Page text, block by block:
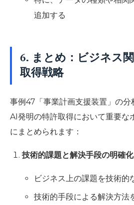
追加する
6. まとめ：ビジネス
取得戦略
事例47「事業計画支援装置」の分
AI発明の特許取得において重要な
にまとめられます：
技術的課題と解決手段の明確化
ビジネス上の課題を技術的
技術的手段による解決方法